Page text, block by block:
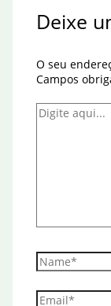
Deixe
O seu
Campos
Digite
Name*
Email*